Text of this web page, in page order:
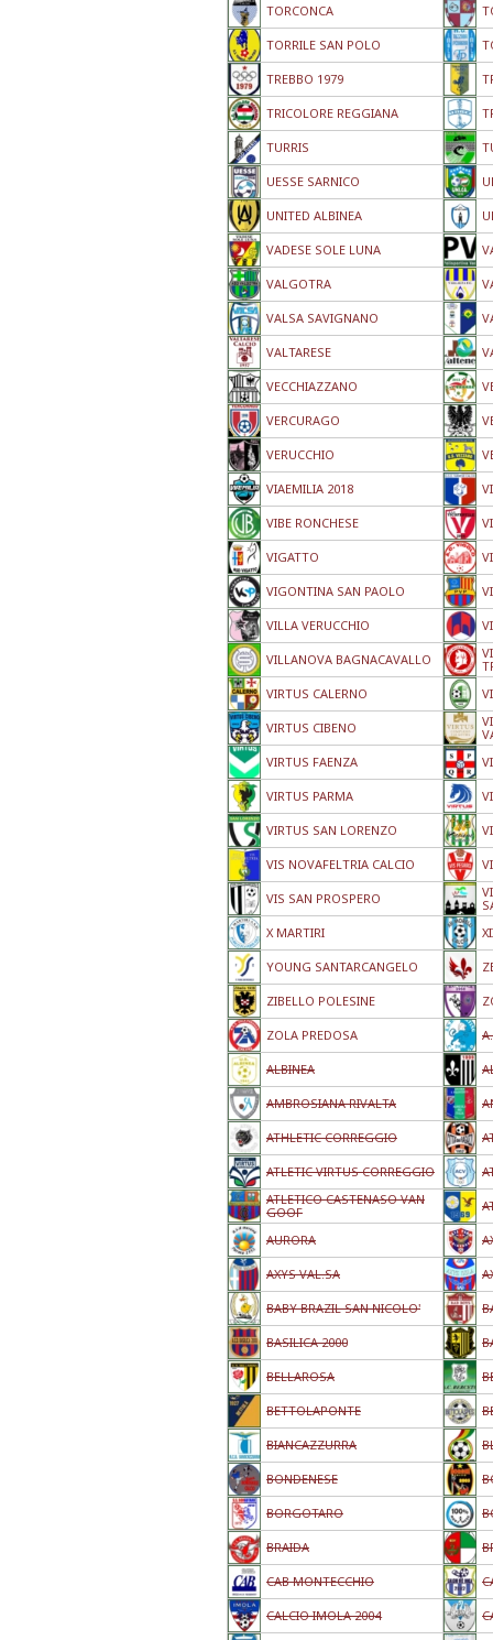
TORCONCA
TORRILE SAN POLO
TREBBO 1979
TRICOLORE REGGIANA
TURRIS
UESSE SARNICO
UNITED ALBINEA
VADESE SOLE LUNA
VALGOTRA
VALSA SAVIGNANO
VALTARESE
VECCHIAZZANO
VERCURAGO
VERUCCHIO
VIAEMILIA 2018
VIBE RONCHESE
VIGATTO
VIGONTINA SAN PAOLO
VILLA VERUCCHIO
VILLANOVA BAGNACAVALLO
VIRTUS CALERNO
VIRTUS CIBENO
VIRTUS FAENZA
VIRTUS PARMA
VIRTUS SAN LORENZO
VIS NOVAFELTRIA CALCIO
VIS SAN PROSPERO
X MARTIRI
YOUNG SANTARCANGELO
ZIBELLO POLESINE
ZOLA PREDOSA
ALBINEA
AMBROSIANA RIVALTA
ATHLETIC CORREGGIO
ATLETIC VIRTUS CORREGGIO
ATLETICO CASTENASO VAN
GOOF
AURORA
AXYS VAL.SA
BABY BRAZIL SAN NICOLO'
BASILICA 2000
BELLAROSA
BETTOLAPONTE
BIANCAZZURRA
BONDENESE
BORGOTARO
BRAIDA
CAB MONTECCHIO
CALCIO IMOLA 2004